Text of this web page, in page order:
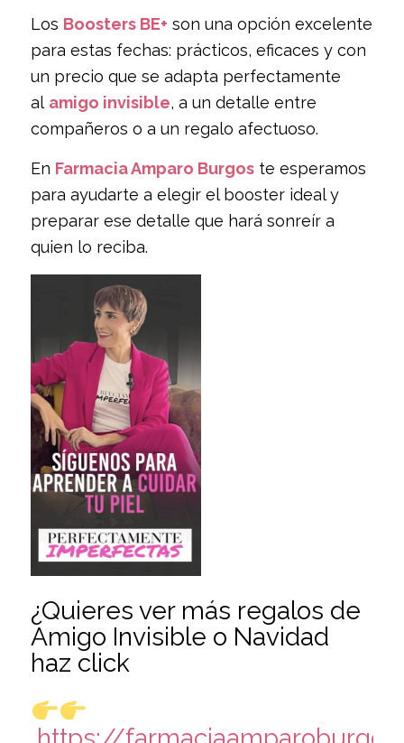
Los Boosters BE+ son una opción excelente
para estas fechas: prácticos, eficaces y con
un precio que se adapta perfectamente
al amigo invisible, a un detalle entre
compañeros o a un regalo afectuoso.
En Farmacia Amparo Burgoste esperamos
para ayudarte a elegir el booster ideal y
preparar ese detalle que hará sonreír a
quien lo reciba.
¿Quieres ver más regalos de
Amigo Invisible o Navidad
haz click